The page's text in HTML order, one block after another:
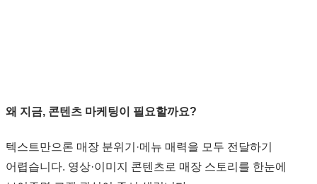
왜 지금, 콘텐츠 마케팅이 필요할까요?
텍스트만으론 매장 분위기·메뉴 매력을 모두 전달하기
어렵습니다. 영상·이미지 콘텐츠로 매장 스토리를 한눈에